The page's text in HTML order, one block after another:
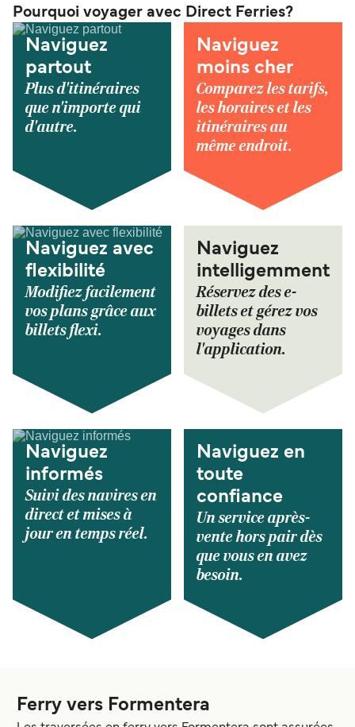
Pourquoi voyager avec Direct Ferries?
Naviguez
partout
Plus d'itinéraires
que n'importe qui
d'autre.
Naviguez
moins cher
Comparez les tarifs,
les horaires et les
itinéraires au
même endroit.
Naviguez avec
flexibilité
Modifiez facilement
vos plans grâce aux
billets flexi.
Naviguez
intelligemment
Réservez des e-
billets et gérez vos
voyages dans
l'application.
Naviguez
informés
Suivi des navires en
direct et mises à
jour en temps réel.
Naviguez en
toute
confiance
Un service après-
vente hors pair dès
que vous en avez
besoin.
Ferry vers Formentera